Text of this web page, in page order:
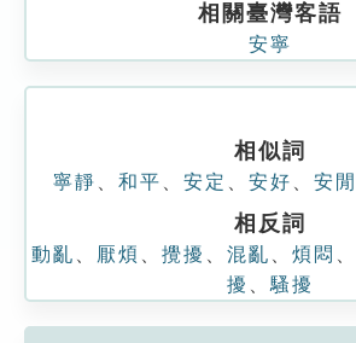
相關臺灣客語
安寧
相似詞
寧靜 和平 安定 安好 安閒
相反詞
動亂 厭煩 攪擾 混亂 煩悶
擾
騷擾